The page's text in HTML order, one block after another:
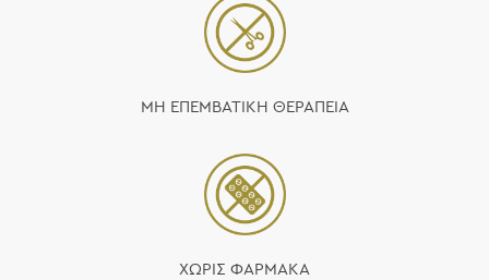
ΜΗ ΕΠΕΜΒΑΤΙΚΗ ΘΕΡΑΠΕΙΑ
ΧΩΡΙΣ ΦΑΡΜΑΚΑ